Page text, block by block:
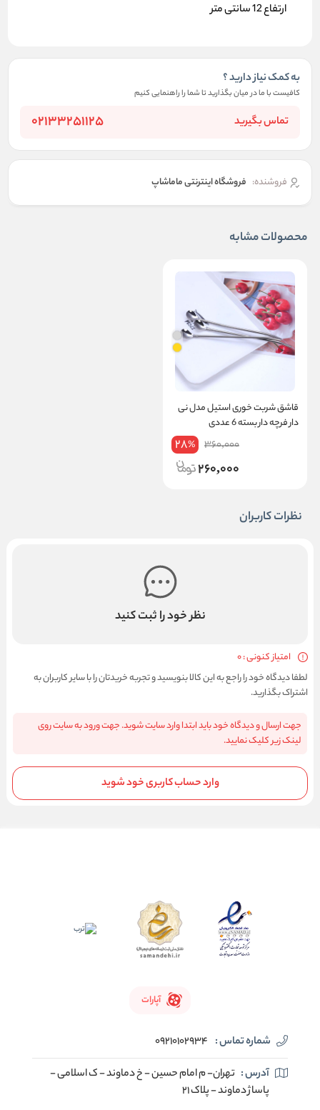
ارتفاع 12 سانتی متر
به کمک نیاز دارید ؟
کافیست با ما در میان بگذارید تا شما را راهنمایی کنیم
تماس بگیرید 02133251125
فروشنده: فروشگاه اینترنتی ماماشاپ
محصولات مشابه
قاشق شربت خوری استیل مدل نی
دار فرچه دار بسته 6 عددی
360,000
28%
260,000
نظرات کاربران
نظر خود را ثبت کنید
امتیاز کنونی : 0
لطفا دیدگاه خود را راجع به این کالا بنویسید و تجربه خریدتان را با سایر کاربران به
اشتراک بگذارید.
جهت ارسال و دیدگاه خود باید ابتدا وارد سایت شوید. جهت ورود به سایت روی
لینک زیر کلیک نمایید.
وارد حساب کاربری خود شوید
آپارات
شماره تماس : 09210102934
آدرس : تهران- م امام حسین - خ دماوند - ک اسلامی -
پاساژ دماوند - پلاک 21